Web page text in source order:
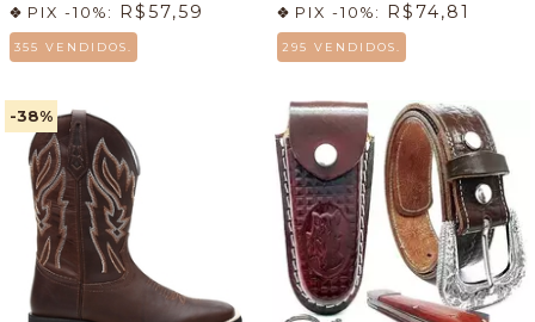
PIX -10%: R$57,59
355 VENDIDOS.
PIX -10%: R$74,81
295 VENDIDOS.
-38%